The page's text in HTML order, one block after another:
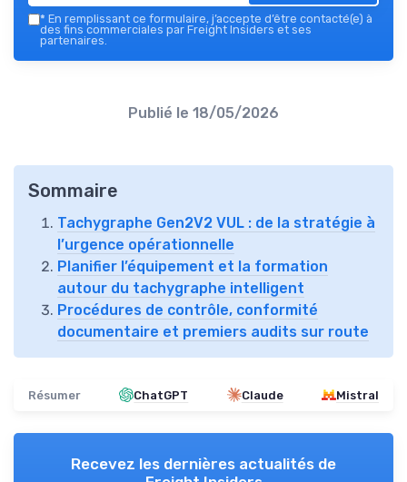
* En remplissant ce formulaire, j’accepte d’être contacté(e) à
des fins commerciales par Freight Insiders et ses
partenaires.
Publié le 18/05/2026
Sommaire
Tachygraphe Gen2V2 VUL : de la stratégie à
l’urgence opérationnelle
Planifier l’équipement et la formation
autour du tachygraphe intelligent
Procédures de contrôle, conformité
documentaire et premiers audits sur route
Résumer ChatGPT Claude Mistral
Recevez les dernières actualités de